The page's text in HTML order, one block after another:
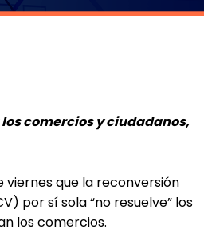
comercios y ciudadanos,
viernes que la reconversión
por sí sola “no resuelve” los
los comercios.